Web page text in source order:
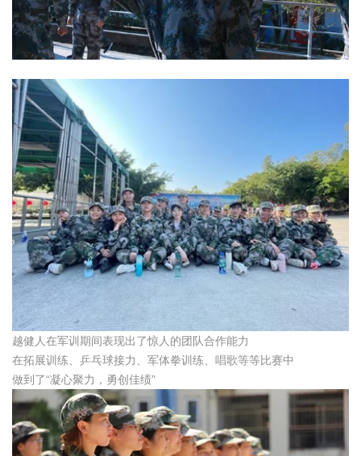
越健人在军训期间表现出了惊人的团队合作能力
在拓展训练、乒乓球接力、军体拳训练、唱歌等等比赛中
做到了“凝心聚力，勇创佳绩”